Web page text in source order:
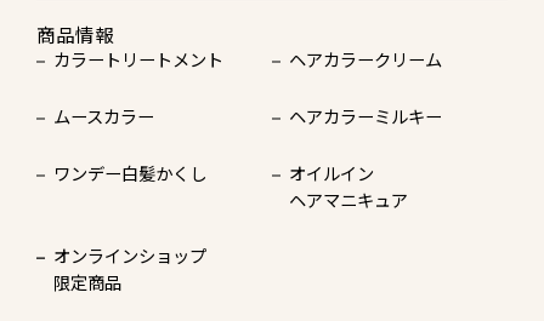
商品情報
カラートリートメント ヘアカラークリーム
ムースカラー ヘアカラーミルキー
ワンデー白髪かくし
オイルイン
ヘアマニキュア
オンラインショップ
限定商品